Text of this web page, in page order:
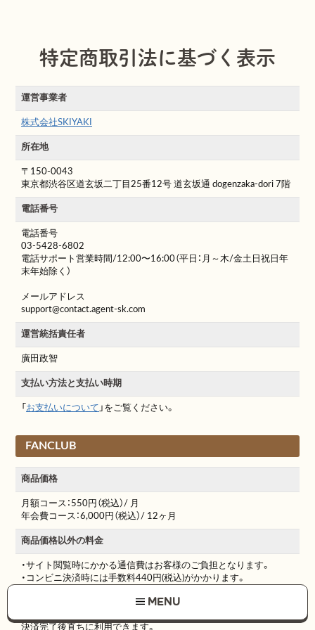
MENU
特定商取引法に基づく表示
運営事業者
株式会社SKIYAKI
所在地
〒150-0043
東京都渋谷区道玄坂二丁目25番12号 道玄坂通 dogenzaka-dori 7階
電話番号
電話番号
03-5428-6802
電話サポート営業時間/12:00〜16:00（平日：月～木/金土日祝日年
末年始除く）
メールアドレス
support@contact.agent-sk.com
運営統括責任者
廣田政智
支払い方法と支払い時期
「 お支払いについて 」をご覧ください。
FANCLUB
商品価格
月額コース：550円（税込）/ 月
年会費コース：6,000円（税込）/ 12ヶ月
商品価格以外の料金
・サイト閲覧時にかかる通信費はお客様のご負担となります。
・コンビニ決済時には手数料440円(税込)がかかります。
決済完了後直ちに利用できます。